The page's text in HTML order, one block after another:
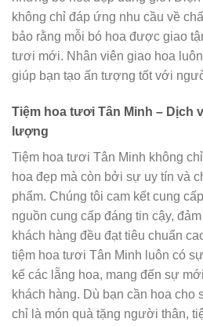
không chỉ đáp ứng nhu cầu về
bảo rằng mỗi bó hoa được giao
tươi mới. Nhân viên giao hoa
giúp bạn tạo ấn tượng tốt với
Tiệm hoa tươi Tân Minh – Dịch
lượng
Tiệm hoa tươi Tân Minh không
hoa đẹp mà còn bởi sự uy tín và
phẩm. Chúng tôi cam kết cung
nguồn cung cấp đáng tin cậy,
khách hàng đều đạt tiêu chuẩn
tiệm hoa tươi Tân Minh luôn có
kế các lẵng hoa, mang đến sự
khách hàng. Dù bạn cần hoa
chỉ là món quà tặng người thân,